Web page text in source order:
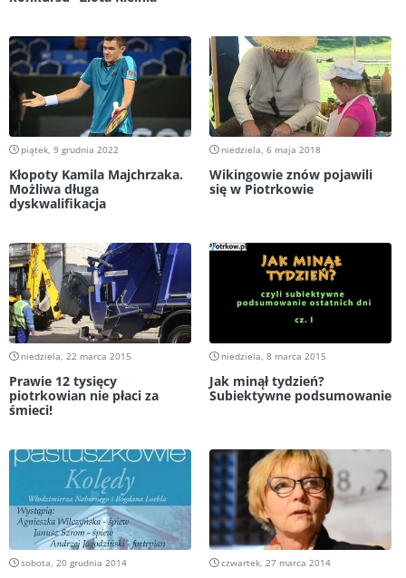
piątek, 9 grudnia 2022
Kłopoty Kamila Majchrzaka.
Możliwa długa
dyskwalifikacja
niedziela, 6 maja 2018
Wikingowie znów pojawili
się w Piotrkowie
niedziela, 22 marca 2015
Prawie 12 tysięcy
piotrkowian nie płaci za
śmieci!
niedziela, 8 marca 2015
Jak minął tydzień?
Subiektywne podsumowanie
sobota, 20 grudnia 2014 czwartek, 27 marca 2014